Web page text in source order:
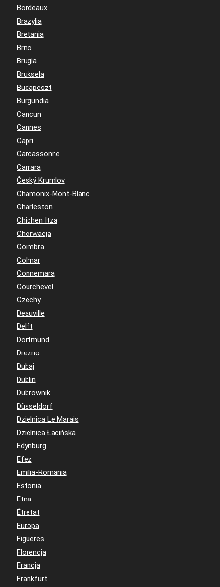
Bordeaux
Brazylia
Bretania
Brno
Brugia
Bruksela
Budapeszt
Burgundia
Cancun
Cannes
Capri
Carcassonne
Carrara
Český Krumlov
Chamonix-Mont-Blanc
Charleston
Chichen Itza
Chorwacja
Coimbra
Colmar
Connemara
Courchevel
Czechy
Deauville
Delft
Dortmund
Drezno
Dubaj
Dublin
Dubrownik
Düsseldorf
Dzielnica Le Marais
Dzielnica Łacińska
Edynburg
Efez
Emilia-Romania
Estonia
Etna
Étretat
Europa
Figueres
Florencja
Francja
Frankfurt